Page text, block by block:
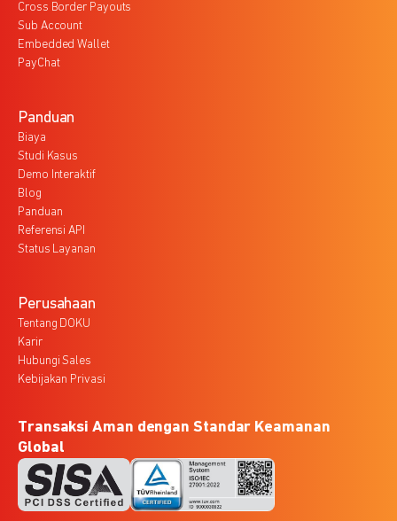
Cross Border Payouts
Sub Account
Embedded Wallet
PayChat
Panduan
Biaya
Studi Kasus
Demo Interaktif
Blog
Panduan
Referensi API
Status Layanan
Perusahaan
Tentang DOKU
Karir
Hubungi Sales
Kebijakan Privasi
Transaksi Aman dengan Standar Keamanan
Global